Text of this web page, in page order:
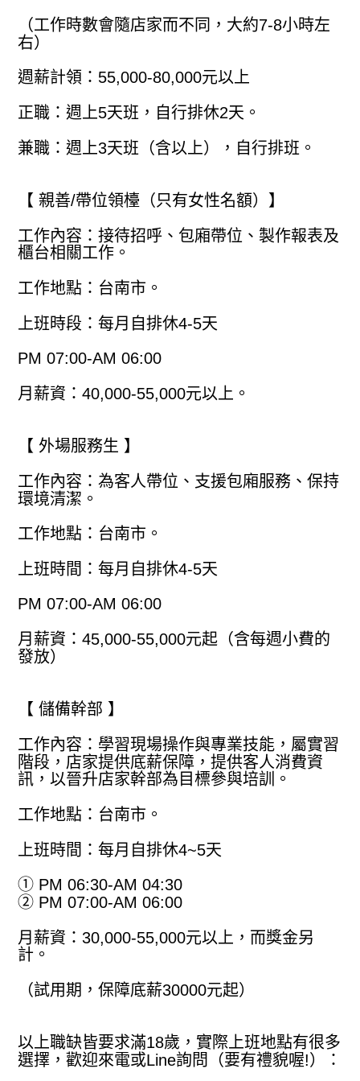
（工作時數會隨店家而不同，大約7-8小時左
右）
週薪計領：55,000-80,000元以上
正職：週上5天班，自行排休2天。
兼職：週上3天班（含以上），自行排班。
【 親善/帶位領檯（只有女性名額）】
工作內容：接待招呼、包廂帶位、製作報表及
櫃台相關工作。
工作地點：台南市。
上班時段：每月自排休4-5天
PM 07:00-AM 06:00
月薪資：40,000-55,000元以上。
【 外場服務生 】
工作內容：為客人帶位、支援包廂服務、保持
環境清潔。
工作地點：台南市。
上班時間：每月自排休4-5天
PM 07:00-AM 06:00
月薪資：45,000-55,000元起（含每週小費的
發放）
【 儲備幹部 】
工作內容：學習現場操作與專業技能，屬實習
階段，店家提供底薪保障，提供客人消費資
訊，以晉升店家幹部為目標參與培訓。
工作地點：台南市。
上班時間：每月自排休4~5天
① PM 06:30-AM 04:30
② PM 07:00-AM 06:00
月薪資：30,000-55,000元以上，而獎金另
計。
（試用期，保障底薪30000元起）
以上職缺皆要求滿18歲，實際上班地點有很多
選擇，歡迎來電或Line詢問（要有禮貌喔!）：